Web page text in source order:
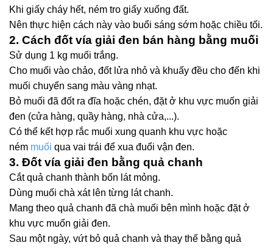
Khi giấy cháy hết, ném tro giấy xuống đất.
Nên thực hiện cách này vào buổi sáng sớm hoặc chiều tối.
2. Cách đốt vía giải đen bán hàng bằng muối
Sử dụng 1 kg muối trắng.
Cho muối vào chảo, đốt lửa nhỏ và khuấy đều cho đến khi
muối chuyển sang màu vàng nhạt.
Bỏ muối đã đốt ra đĩa hoặc chén, đặt ở khu vực muốn giải
đen (cửa hàng, quầy hàng, nhà cửa,...).
Có thể kết hợp rắc muối xung quanh khu vực hoặc
ném muối qua vai trái để xua đuổi vận đen.
3. Đốt vía giải đen bằng quả chanh
Cắt quả chanh thành bốn lát mỏng.
Dùng muối chà xát lên từng lát chanh.
Mang theo quả chanh đã chà muối bên mình hoặc đặt ở
khu vực muốn giải đen.
Sau một ngày, vứt bỏ quả chanh và thay thế bằng quả